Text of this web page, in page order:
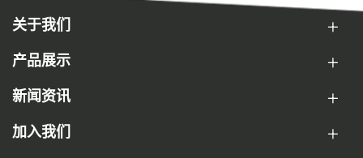
关于我们
产品展示
新闻资讯
加入我们